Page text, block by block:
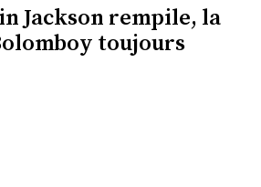
Jackson rempile, la
toujours